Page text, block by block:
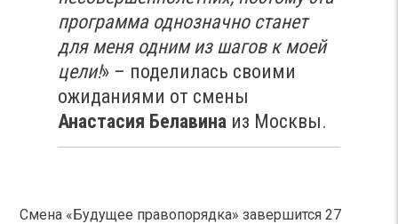
программа однозначно станет
для меня одним из шагов к моей
цели!» – поделилась своими
ожиданиями от смены
Анастасия Белавина из Москвы.
Смена «Будущее правопорядка» завершится 27